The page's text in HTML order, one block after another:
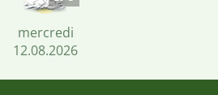
mercredi
12.08.2026